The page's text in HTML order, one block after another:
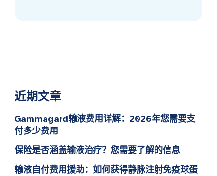
近期文章
Gammagard输液费用详解：2026年您需要支
付多少费用
保险是否涵盖输液治疗？您需要了解的信息
输液自付费用援助：如何获得静脉注射免疫球蛋